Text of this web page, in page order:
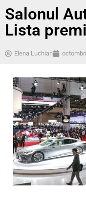
Salonul
Lista
Elena Luchian